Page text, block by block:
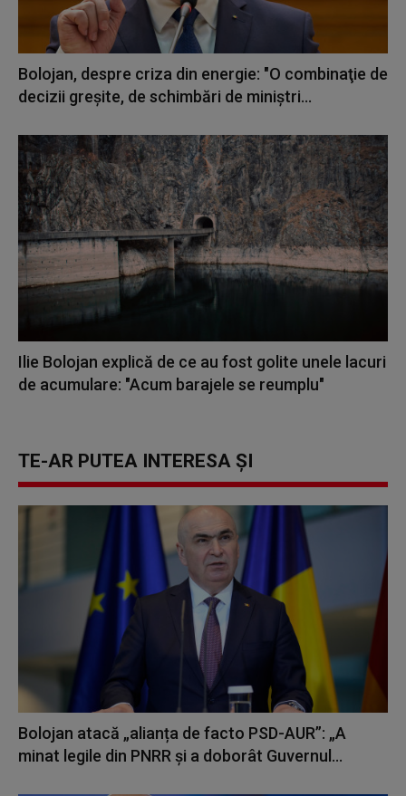
Bolojan, despre criza din energie: "O combinaţie de
decizii greşite, de schimbări de miniştri...
Ilie Bolojan explică de ce au fost golite unele lacuri
de acumulare: "Acum barajele se reumplu"
TE-AR PUTEA INTERESA ȘI
Bolojan atacă „alianța de facto PSD-AUR”: „A
minat legile din PNRR și a doborât Guvernul...